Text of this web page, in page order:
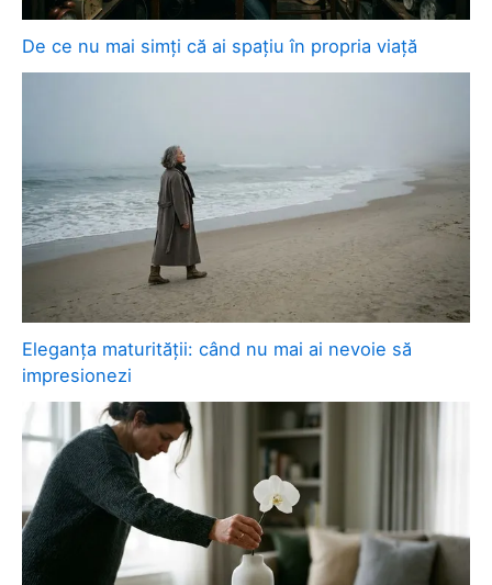
De ce nu mai simți că ai spațiu în propria viață
Eleganța maturității: când nu mai ai nevoie să
impresionezi